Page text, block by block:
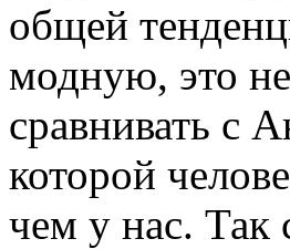
общей
модную, это
сравнивать с
которой
чем у нас. Так